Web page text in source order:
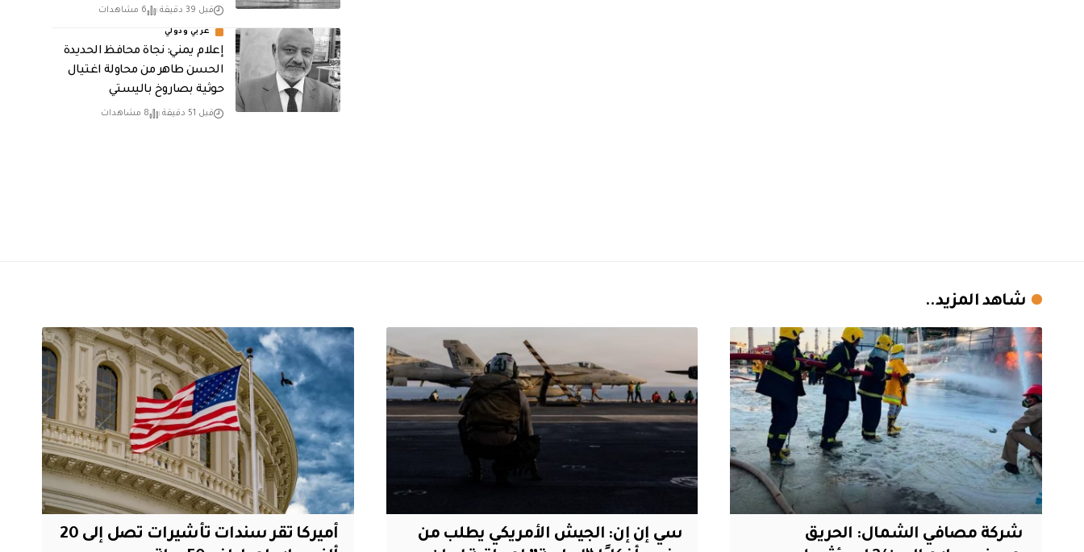
قبل 39 دقيقة 6 مشاهدات
عربي ودولي
إعلام يمني: نجاة محافظ الحديدة
الحسن طاهر من محاولة اغتيال
حوثية بصاروخ باليستي
قبل 51 دقيقة 8 مشاهدات
شاهد المزيد..
‏ شركة مصافي الشمال: الحريق
سي إن إن: الجيش الأمريكي يطلب من
أميركا تقر سندات تأشيرات تصل إلى 20